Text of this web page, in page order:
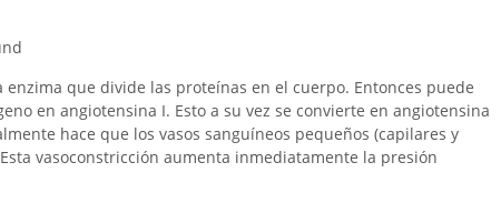
enzima que divide las proteínas en el cuerpo. Entonces puede
en angiotensina I. Esto a su vez se convierte en angiotensina
hace que los vasos sanguíneos pequeños (capilares y
vasoconstricción aumenta inmediatamente la presión